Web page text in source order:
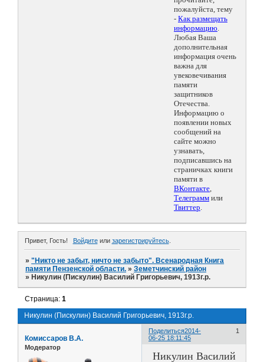
пожалуйста, тему
- Как размещать
информацию.
Любая Ваша
дополнительная
информация очень
важна для
увековечивания
памяти
защитников
Отечества.
Информацию о
появлении новых
сообщений на
сайте можно
узнавать,
подписавшись на
страничках книги
памяти в
ВКонтакте,
Телеграмм или
Твиттер.
Привет, Гость! Войдитеили зарегистрируйтесь.
»"Никто не забыт, ничто не забыто". Всенародная Книга
памяти Пензенской области. »Земетчинский район
» Никулин (Пискулин) Василий Григорьевич, 1913г.р.
Никулин (Пискулин) Василий Григорьевич, 1913г.р.
Страница:1
Поделиться 1
2014-
06-25 18:11:45
Комиссаров В.А.
Модератор
Никулин Василий